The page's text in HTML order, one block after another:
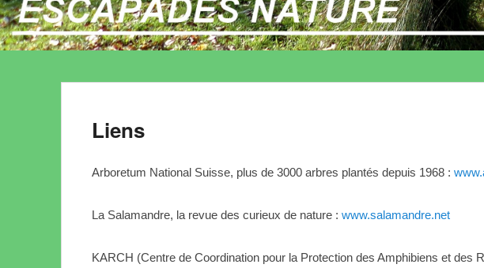
Liens
Arboretum National Suisse, plus de 3000 arbres plantés depuis 1968 :
La Salamandre, la revue des curieux de nature : www.salamandre.net
KARCH (Centre de Coordination pour la Protection des Amphibiens et des